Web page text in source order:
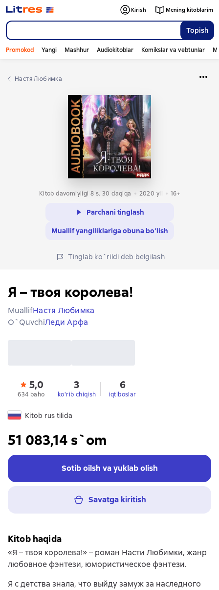
Topish
Kirish Mening kitoblarim
Promokod Yangi Mashhur Audiokitoblar Komikslar va vebtunlar
Настя Любимка
Kitob davomiyligi 8 s. 30 daqiqa 2020 yil 16+
Parchani tinglash
Muallif yangiliklariga obuna bo‘lish
Tinglab ko`rildi deb belgilash
Я – твоя королева!
MuallifНастя Любимка
O`quvchiЛеди Арфа
5,0
634 baho
3
ko'rib chiqish
6
iqtiboslar
Kitob rus tilida
51 083,14 s`om
Sotib oilsh va yuklab olish
Savatga kiritish
Kitob haqida
«Я – твоя королева!» – роман Насти Любимки, жанр
любовное фэнтези, юмористическое фэнтези.
Я с детства знала, что выйду замуж за наследного